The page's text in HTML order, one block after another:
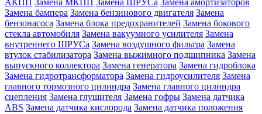
АКПП Замена МКПП Замена ШРУСа Замена амортизаторов
Замена бампера Замена бензинового двигателя Замена
бензонасоса Замена блока предохранителей Замена бокового
стекла автомобиля Замена вакуумного усилителя Замена
внутреннего ШРУСа Замена воздушного фильтра Замена
втулок стабилизатора Замена выжимного подшипника Замена
выпускного коллектора Замена генератора Замена гидроблока
Замена гидротрансформатора Замена гидроусилителя Замена
главного тормозного цилиндра Замена главного цилиндра
сцепления Замена глушителя Замена гофры Замена датчика
ABS Замена датчика кислорода Замена датчика положения